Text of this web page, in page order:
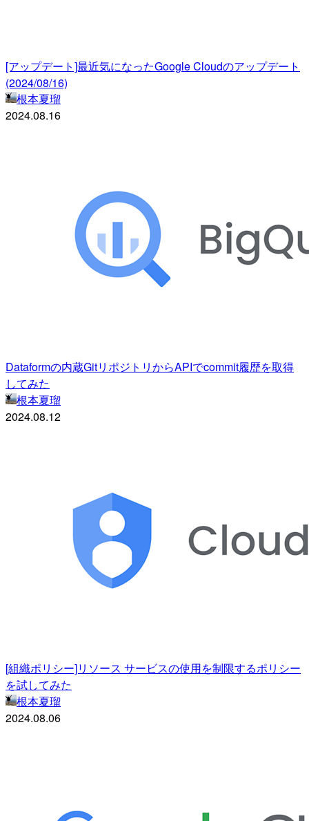
[アップデート]最近気になったGoogle Cloudのアップデート
(2024/08/16)
根本夏瑠
2024.08.16
Dataformの内蔵GitリポジトリからAPIでcommit履歴を取得
してみた
根本夏瑠
2024.08.12
[組織ポリシー]リソース サービスの使用を制限するポリシー
を試してみた
根本夏瑠
2024.08.06